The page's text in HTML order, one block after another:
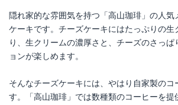
隠れ家的な雰囲気を持つ「高山珈琲」の人気
ケーキです。チーズケーキにはたっぷりの生
り、生クリームの濃厚さと、チーズのさっぱ
ョンが楽しめます。
そんなチーズケーキには、やはり自家製のコ
す。「高山珈琲」では数種類のコーヒーを提